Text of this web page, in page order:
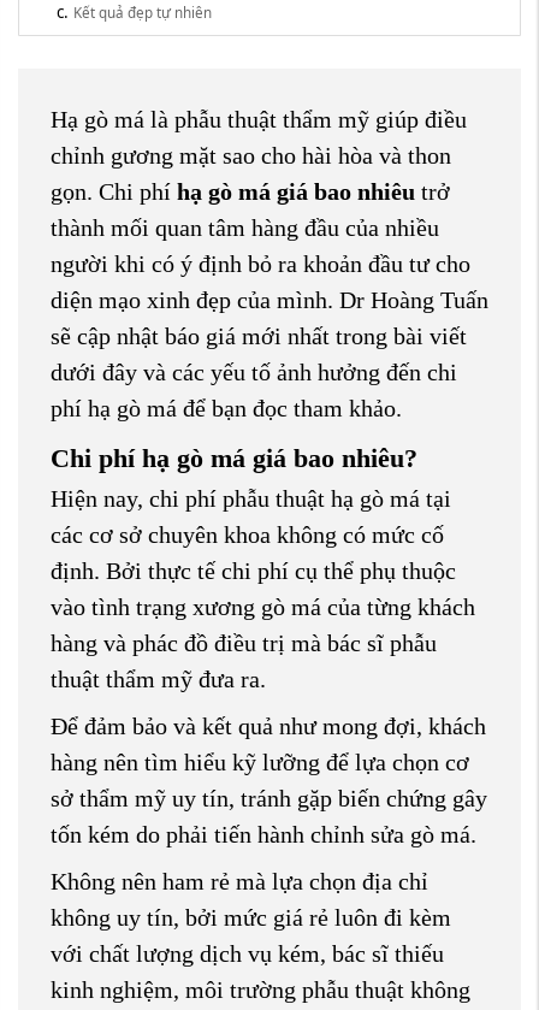
Kết quả đẹp tự nhiên
Hạ gò má là phẫu thuật thẩm mỹ giúp điều
chỉnh gương mặt sao cho hài hòa và thon
gọn. Chi phí hạ gò má giá bao nhiêu trở
thành mối quan tâm hàng đầu của nhiều
người khi có ý định bỏ ra khoản đầu tư cho
diện mạo xinh đẹp của mình. Dr Hoàng Tuấn
sẽ cập nhật báo giá mới nhất trong bài viết
dưới đây và các yếu tố ảnh hưởng đến chi
phí hạ gò má để bạn đọc tham khảo.
Chi phí hạ gò má giá bao nhiêu?
Hiện nay, chi phí phẫu thuật hạ gò má tại
các cơ sở chuyên khoa không có mức cố
định. Bởi thực tế chi phí cụ thể phụ thuộc
vào tình trạng xương gò má của từng khách
hàng và phác đồ điều trị mà bác sĩ phẫu
thuật thẩm mỹ đưa ra.
Để đảm bảo và kết quả như mong đợi, khách
hàng nên tìm hiểu kỹ lưỡng để lựa chọn cơ
sở thẩm mỹ uy tín, tránh gặp biến chứng gây
tốn kém do phải tiến hành chỉnh sửa gò má.
Không nên ham rẻ mà lựa chọn địa chỉ
không uy tín, bởi mức giá rẻ luôn đi kèm
với chất lượng dịch vụ kém, bác sĩ thiếu
kinh nghiệm, môi trường phẫu thuật không